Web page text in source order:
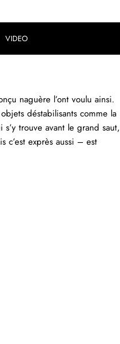
VIDEO
naguère l’ont voulu ainsi.
déstabilisants comme la
trouve avant le grand saut,
c’est exprès aussi – est